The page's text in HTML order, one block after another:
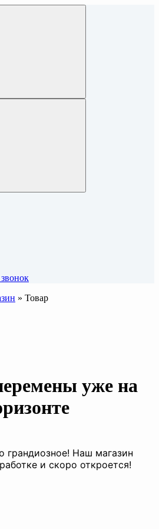
» Товар
уже на
грандиозное! Наш магазин
и скоро откроется!